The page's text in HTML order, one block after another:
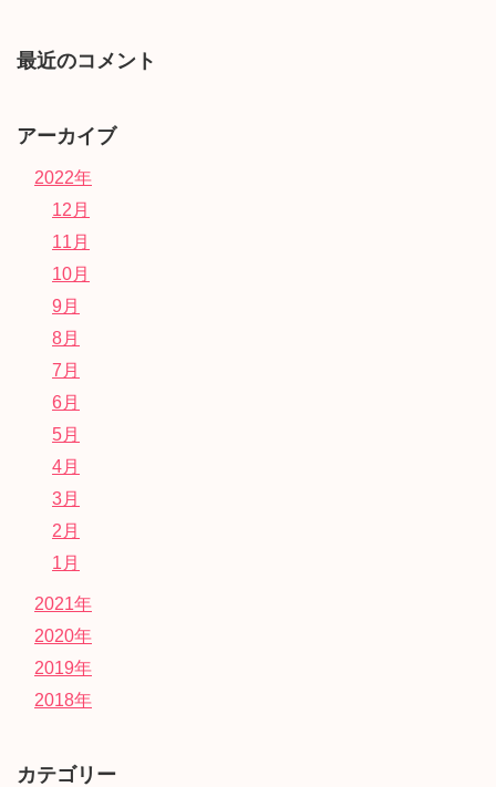
最近のコメント
アーカイブ
2022年
12月
11月
10月
9月
8月
7月
6月
5月
4月
3月
2月
1月
2021年
2020年
2019年
2018年
カテゴリー